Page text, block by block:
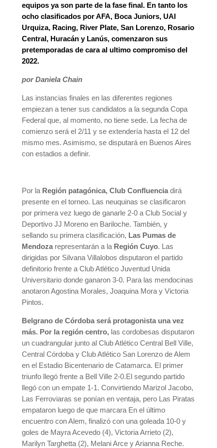
equipos ya son parte de la fase final. En tanto los
ocho clasificados por AFA, Boca Juniors, UAI
Urquiza, Racing, River Plate, San Lorenzo, Rosario
Central, Huracán y Lanús, comenzaron sus
pretemporadas de cara al ultimo compromiso del
2022.
por Daniela Chain
Las instancias finales en las diferentes regiones
empiezan a tener sus candidatos a la segunda Copa
Federal que, al momento, no tiene sede. La fecha de
comienzo será el 2/11 y se extendería hasta el 12 del
mismo mes. Asimismo, se disputará en Buenos Aires
con estadios a definir.
Por la Región patagónica, Club Confluenciadirá
presente en el torneo. Las neuquinas se clasificaron
por primera vez luego de ganarle 2-0 a Club Social y
Deportivo JJ Moreno en Bariloche. También, y
sellando su primera clasificación, Las Pumas de
Mendozarepresentarán a laRegión Cuyo. Las
dirigidas por Silvana Villalobos disputaron el partido
definitorio frente a Club Atlético Juventud Unida
Universitario donde ganaron 3-0. Para las mendocinas
anotaron Agostina Morales, Joaquina Mora y Victoria
Pintos.
Belgrano de Córdoba será protagonista una vez
más. Por la región centro,las cordobesas disputaron
un cuadrangular junto al Club Atlético Central Bell Ville,
Central Córdoba y Club Atlético San Lorenzo de Alem
en el Estadio Bicentenario de Catamarca. El primer
triunfo llegó frente a Bell Ville 2-0.El segundo partido
llegó con un empate 1-1. Convirtiendo Marizol Jacobo,
Las Ferroviaras se ponían en ventaja, pero Las Piratas
empataron luego de que marcara En el último
encuentro con Alem, finalizó con una goleada 10-0 y
goles de Mayra Acevedo (4), Victoria Arrieto (2),
Marilyn Targhetta (2), Melani Arce y Arianna Reche.